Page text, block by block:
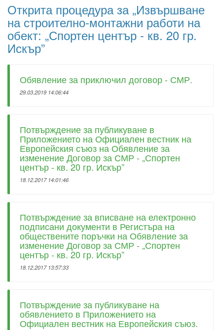
Открита процедура за „Извършване
на строително-монтажни работи на
обект: „Спортен център - кв. 20 гр.
Искър”
Обявление за приключил договор - СМР.
29.03.2019 14:06:44
Потвърждение за публикуване в
Приложението на Официален вестник на
Европейския съюз на Обявление за
изменение Договор за СМР - „Спортен
център - кв. 20 гр. Искър”
18.12.2017 14:01:46
Потвърждение за вписване на електронно
подписани документи в Регистъра на
обществените поръчки на Обявление за
изменение Договор за СМР - „Спортен
център - кв. 20 гр. Искър”
18.12.2017 13:57:33
Потвърждение за публикуване на
обявлението в Приложението на
Официален вестник на Европейския съюз.